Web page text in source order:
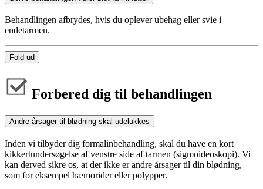
Behandlingen afbrydes, hvis du oplever ubehag eller svie i
endetarmen.
Fold ud
Forbered dig til behandlingen
Andre årsager til blødning skal udelukkes
Inden vi tilbyder dig formalinbehandling, skal du have en kort
kikkertundersøgelse af venstre side af tarmen (sigmoideoskopi). Vi
kan derved sikre os, at der ikke er andre årsager til din blødning,
som for eksempel hæmorider eller polypper.